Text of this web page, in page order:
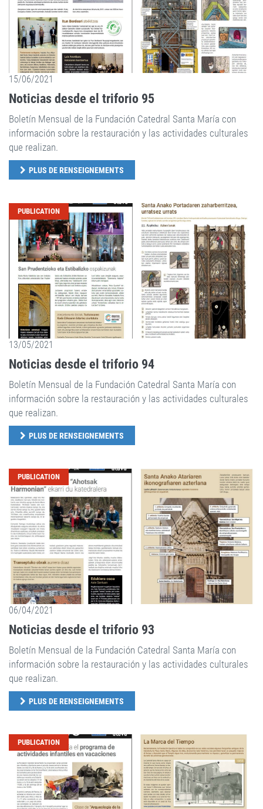
15/06/2021
Noticias desde el triforio 95
Boletín Mensual de la Fundación Catedral Santa María con
información sobre la restauración y las actividades culturales
que realizan.
PLUS DE RENSEIGNEMENTS
PUBLICATION
13/05/2021
Noticias desde el triforio 94
Boletín Mensual de la Fundación Catedral Santa María con
información sobre la restauración y las actividades culturales
que realizan.
PLUS DE RENSEIGNEMENTS
PUBLICATION
06/04/2021
Noticias desde el triforio 93
Boletín Mensual de la Fundación Catedral Santa María con
información sobre la restauración y las actividades culturales
que realizan.
PLUS DE RENSEIGNEMENTS
PUBLICATION